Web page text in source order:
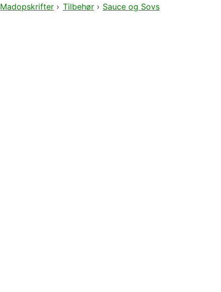
Madopskrifter › Tilbehør› Sauce og Sovs